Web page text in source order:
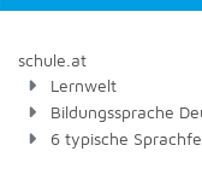
schule.at
Lernwelt
Bildungssprache
6 typische